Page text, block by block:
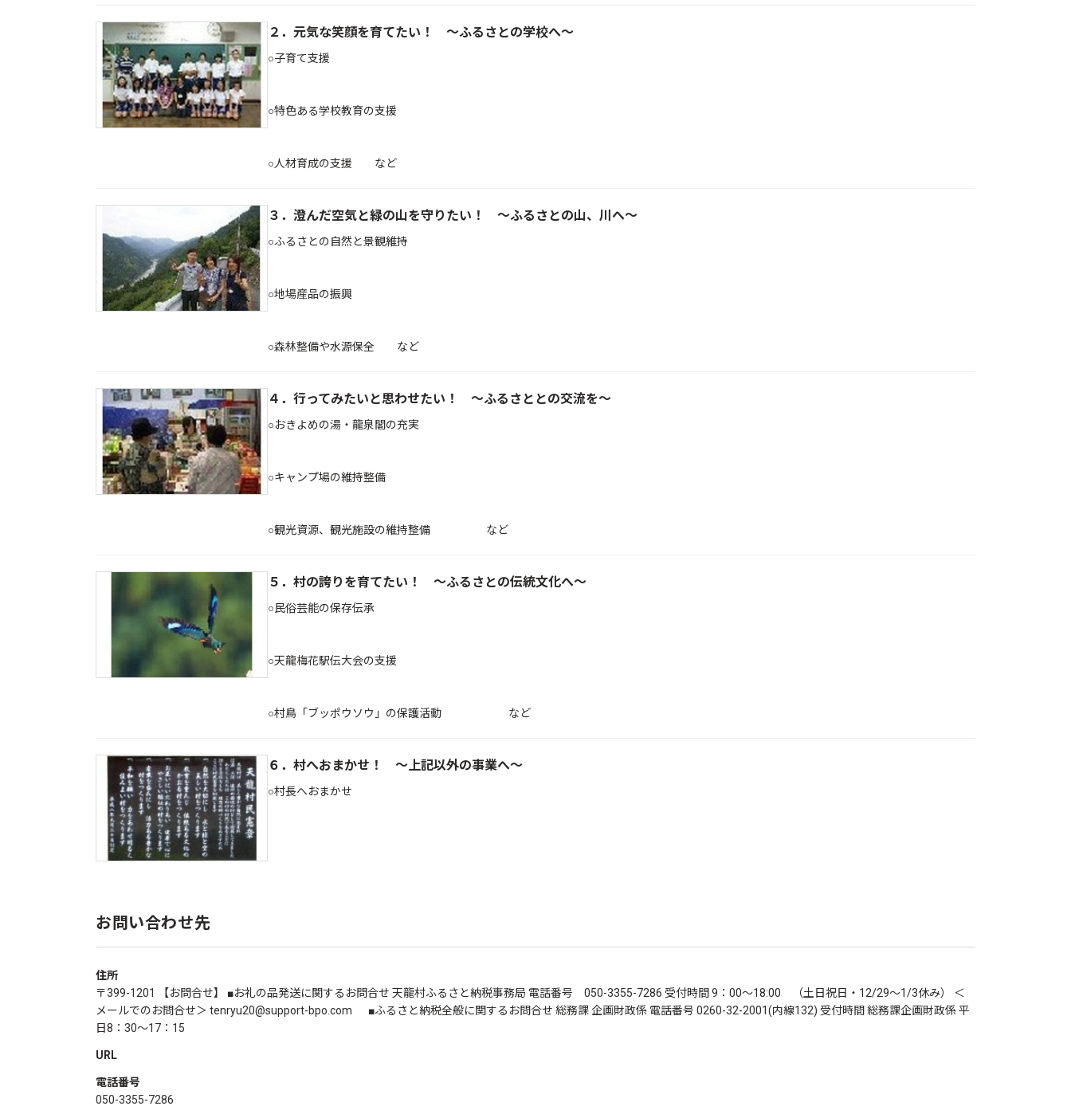
２．元気な笑顔を育てたい！ ～ふるさとの学校へ～
○子育て支援
○特色ある学校教育の支援
○人材育成の支援 など
３．澄んだ空気と緑の山を守りたい！ ～ふるさとの山、川へ～
○ふるさとの自然と景観維持
○地場産品の振興
○森林整備や水源保全 など
４．行ってみたいと思わせたい！ ～ふるさととの交流を～
○おきよめの湯・龍泉閣の充実
○キャンプ場の維持整備
○観光資源、観光施設の維持整備 など
５．村の誇りを育てたい！ ～ふるさとの伝統文化へ～
○民俗芸能の保存伝承
○天龍梅花駅伝大会の支援
○村鳥「ブッポウソウ」の保護活動 など
６．村へおまかせ！ ～上記以外の事業へ～
○村長へおまかせ
お問い合わせ先
住所
〒399-1201 【お問合せ】 ■お礼の品発送に関するお問合せ 天龍村ふるさと納税事務局 電話番号 050-3355-7286 受付時間 9：00～18:00 （土日祝日・12/29～1/3休み） ＜
メールでのお問合せ＞ tenryu20@support-bpo.com ■ふるさと納税全般に関するお問合せ 総務課 企画財政係 電話番号 0260-32-2001(内線132) 受付時間 総務課企画財政係 平
日8：30～17：15
URL
電話番号
050-3355-7286